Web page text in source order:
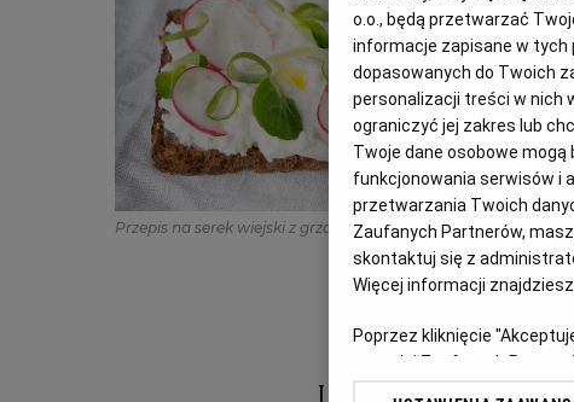
Przepis na serek wiejski z grzanką z grahamki(Fot.
o.o., będą przetwarzać
informacje zapisane w tych
dopasowanych do Twoich
personalizacji treści w nich
ograniczyć jej zakres lub
Twoje dane osobowe
funkcjonowania serwisów i
przetwarzania Twoich
Zaufanych Partnerów,
skontaktuj się z
Więcej informacji
Poprzez kliknięcie
z o. o. jej Zaufanych
swoje preferencje dot.